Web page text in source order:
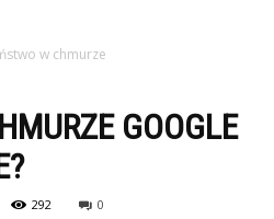
w chmurze
GOOGLE
292 0